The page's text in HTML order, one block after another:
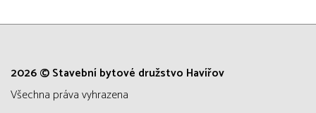
2026 © Stavební bytové družstvo Havířov
všechna práva vyhrazena